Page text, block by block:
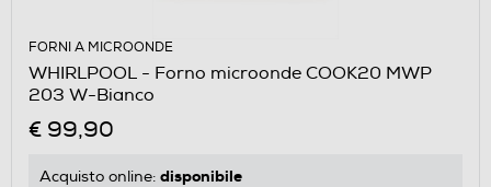
FORNI A MICROONDE
WHIRLPOOL - Forno microonde COOK20 MWP
203 W-Bianco
€ 99,90
Acquisto online: disponibile